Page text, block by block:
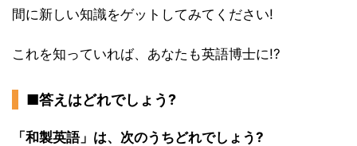
間に新しい知識をゲットしてみてください!
これを知っていれば、あなたも英語博士に!?
■答えはどれでしょう?
「和製英語」は、次のうちどれでしょう?